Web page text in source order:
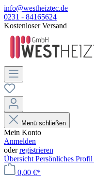
info@westheiztec.de
0231 - 84165624
Kostenloser Versand
Menü schließen
Mein Konto
Anmelden
oderregistrieren
Übersicht Persönliches Profil
0,00 €*